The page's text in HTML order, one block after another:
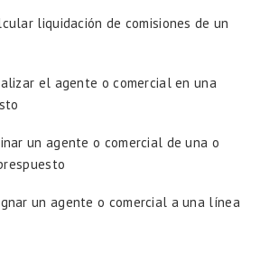
liquidación de comisiones de un
el agente o comercial en una
un agente o comercial de una o
un agente o comercial a una línea